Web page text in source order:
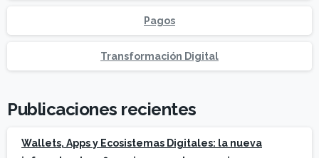
Pagos
Transformación Digital
Publicaciones recientes
Wallets, Apps y Ecosistemas Digitales: la nueva